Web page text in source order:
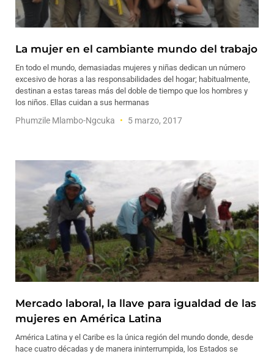
La mujer en el cambiante mundo del trabajo
En todo el mundo, demasiadas mujeres y niñas dedican un número
excesivo de horas a las responsabilidades del hogar; habitualmente,
destinan a estas tareas más del doble de tiempo que los hombres y
los niños. Ellas cuidan a sus hermanas
Phumzile Mlambo-Ngcuka 5 marzo, 2017
Mercado laboral, la llave para igualdad de las
mujeres en América Latina
América Latina y el Caribe es la única región del mundo donde, desde
hace cuatro décadas y de manera ininterrumpida, los Estados se